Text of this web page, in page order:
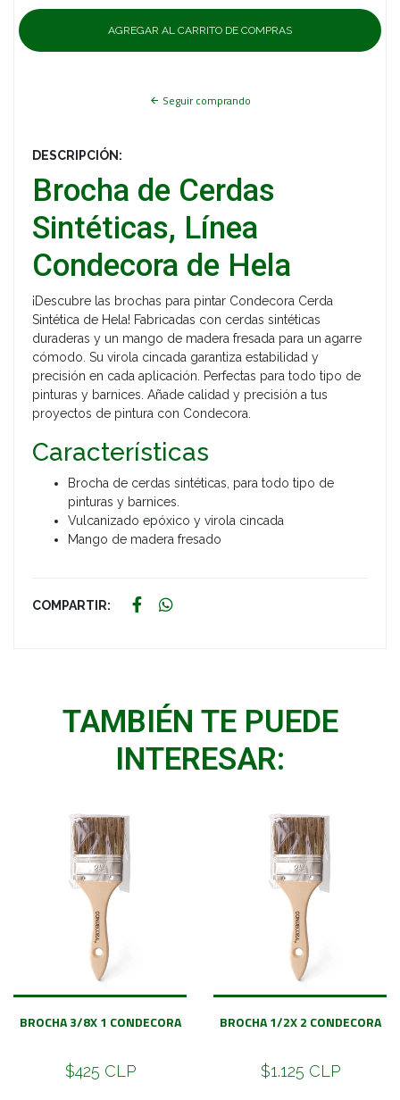
Seguir comprando
DESCRIPCIÓN:
Brocha de Cerdas
Sintéticas, Línea
Condecora de Hela
¡Descubre las brochas para pintar Condecora Cerda
Sintética de Hela! Fabricadas con cerdas sintéticas
duraderas y un mango de madera fresada para un agarre
cómodo. Su virola cincada garantiza estabilidad y
precisión en cada aplicación. Perfectas para todo tipo de
pinturas y barnices. Añade calidad y precisión a tus
proyectos de pintura con Condecora.
Características
Brocha de cerdas sintéticas, para todo tipo de
pinturas y barnices.
Vulcanizado epóxico y virola cincada
Mango de madera fresado
COMPARTIR:
TAMBIÉN TE PUEDE
INTERESAR:
BROCHA 3/8X 1 CONDECORA
$425 CLP
BROCHA 1/2X 2 CONDECORA
$1.125 CLP